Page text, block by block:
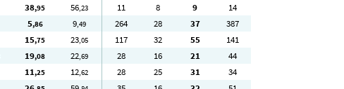
38,95 56,23 11 8 9
14
5,86 9,49 264 28 37
387
15,75 23,05 117 32 55
141
19,08 22,69 28 16 21
44
11,25 12,62 28 25 31
34